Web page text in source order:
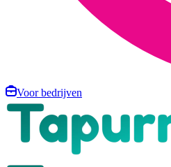
Voor bedrijven